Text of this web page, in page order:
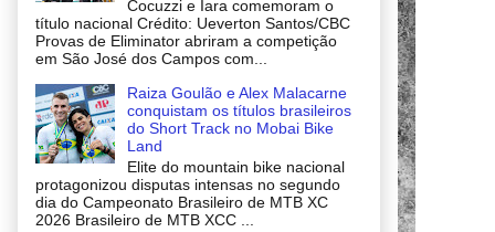
Cocuzzi e Iara comemoram o
título nacional Crédito: Ueverton Santos/CBC
Provas de Eliminator abriram a competição
em São José dos Campos com...
Raiza Goulão e Alex Malacarne
conquistam os títulos brasileiros
do Short Track no Mobai Bike
Land
Elite do mountain bike nacional
protagonizou disputas intensas no segundo
dia do Campeonato Brasileiro de MTB XC
2026 Brasileiro de MTB XCC ...